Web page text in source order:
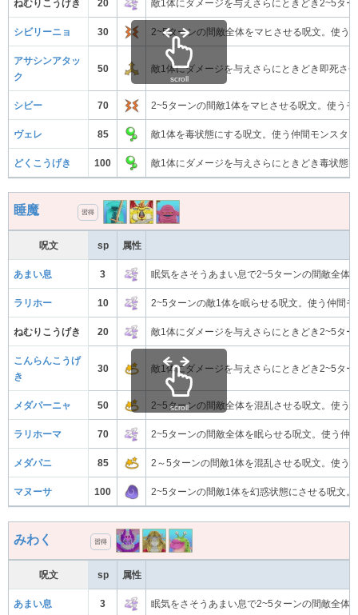
ねむりこうげき 20 敵1体にダメージを与えさらにときどき2~5ター
シビリーニョ 30 2~5ターンの間敵全体をマヒさせる呪文。使う
アサシンアタッ
ク
50 敵1体にダメージを与えさらにときどき即死さ
シビー 70 2~5ターンの間敵1体をマヒさせる呪文。使う
ヴェレ 85 敵1体を毒状態にする呪文。使う仲間モンスタ
どくこうげき 100 敵1体にダメージを与えさらにときどき毒状態
scroll
睡魔 習得
呪文 sp 属性
あまい息 3 眠気をさそうあまい息で2~5ターンの間敵全体
ラリホー 10 2~5ターンの敵1体を眠らせる呪文。使う仲間
ねむりこうげき 20 敵1体にダメージを与えさらにときどき2~5ター
こんらんこうげ
き
30 敵1体にダメージを与えさらにときどき2~5ター
メダパーニャ 50 2~5ターンの間敵全体を混乱させる呪文。使う
ラリホーマ 70 2~5ターンの間敵全体を眠らせる呪文。使う仲
メダパニ 85 2～5ターンの間敵1体を混乱させる呪文。使う
マヌーサ 100 2~5ターンの間敵1体を幻惑状態にさせる呪文
scroll
みわく 習得
呪文 sp 属性
あまい息 3 眠気をさそうあまい息で2~5ターンの間敵全体